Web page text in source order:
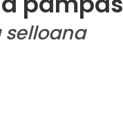
selloana